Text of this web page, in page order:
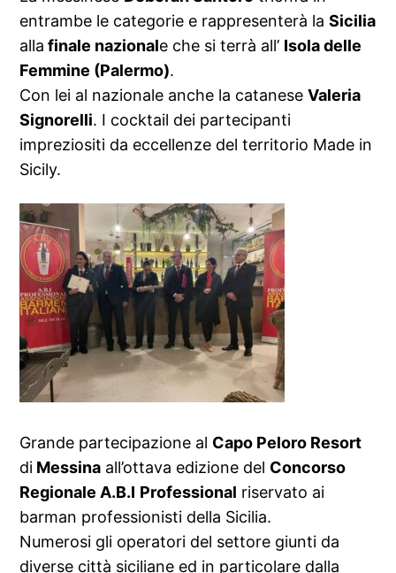
entrambe le categorie e rappresenterà laSicilia
alla finale nazionale che si terrà all’ Isola delle
Femmine (Palermo).
Con lei al nazionale anche la cataneseValeria
Signorelli. I cocktail dei partecipanti
impreziositi da eccellenze del territorio Made in
Sicily.
Grande partecipazione al Capo Peloro Resort
di Messina all’ottava edizione del Concorso
Regionale A.B.I Professional riservato ai
barman professionisti della Sicilia.
Numerosi gli operatori del settore giunti da
diverse città siciliane ed in particolare dalla